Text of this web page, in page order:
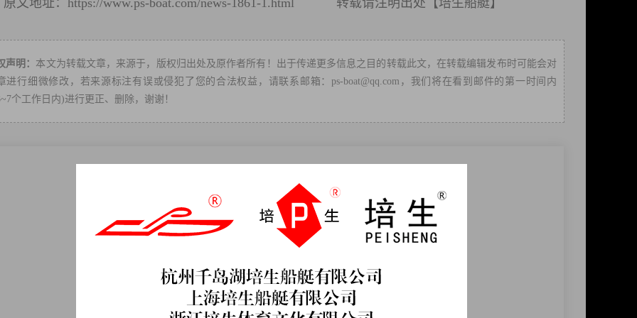
原文地址： https://www.ps-boat.com/news-1861-1.html 转载请注明出处【培生船艇】
声明： 本文为转载文章，来源于，版权归出处及原作者所有！出于传递更多信息之目的转载此文，在转载编辑发布时可能会对
进行细微修改，若来源标注有误或侵犯了您的合法权益，请联系邮箱：ps-boat@qq.com，我们将在看到邮件的第一时间内
个工作日内)进行更正、删除，谢谢！